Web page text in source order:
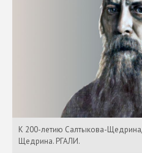
К 200-летию Салтыкова-
Щедрина. РГАЛИ.